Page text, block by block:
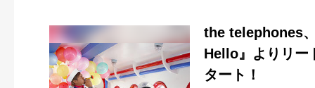
the telephones
Hello』よりリー
タート！